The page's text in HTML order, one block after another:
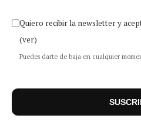
Quiero recibir la newsletter y
(ver)
Puedes darte de baja en cualquier